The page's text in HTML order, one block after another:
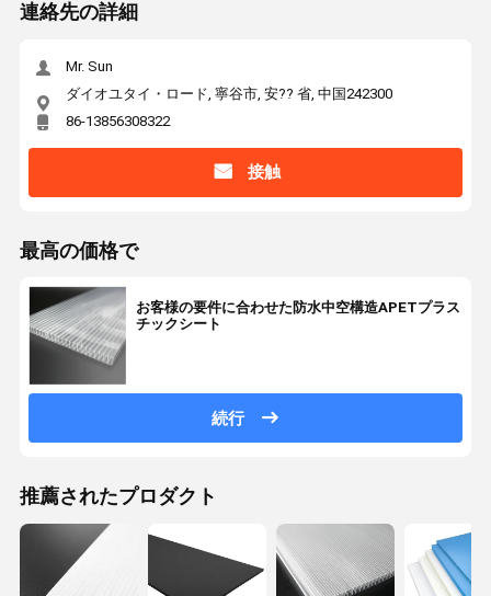
連絡先の詳細
Mr. Sun
ダイオユタイ・ロード, 寧谷市, 安?? 省, 中国242300
86-13856308322
接触
最高の価格で
お客様の要件に合わせた防水中空構造APETプラス
チックシート
続行
推薦されたプロダクト